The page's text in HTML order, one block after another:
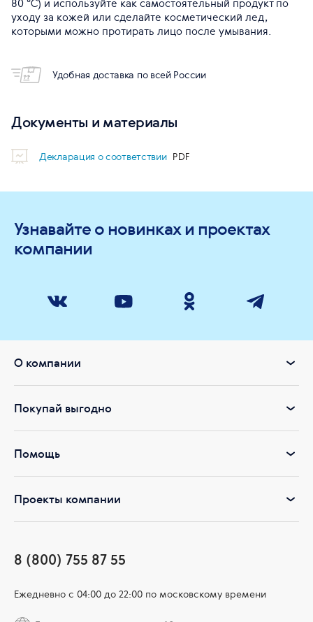
80 °С) и используйте как самостоятельный продукт по
уходу за кожей или сделайте косметический лед,
которыми можно протирать лицо после умывания.
Удобная доставка по всей России
Документы и материалы
Декларация о соответствии
Узнавайте о новинках и проектах
компании
О компании
Покупай выгодно
Помощь
Проекты компании
8 (800) 755 87 55
Ежедневно c 04:00 до 22:00 по московскому времени